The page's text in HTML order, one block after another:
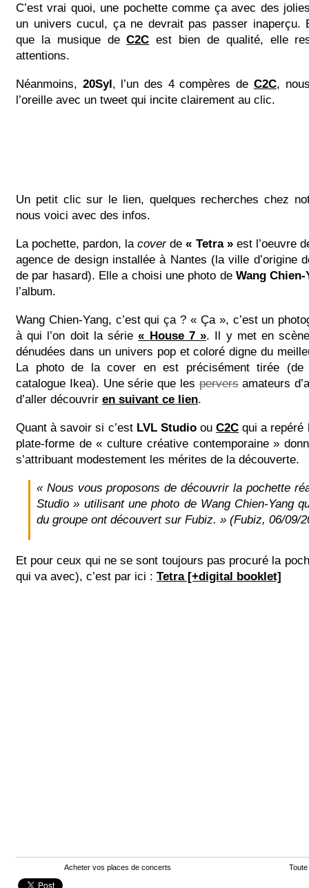
C’est vrai quoi, une pochette comme ça avec des
un univers cucul, ça ne devrait pas passer inaperçu.
que la musique deC2C est bien de qualité, elle
attentions.
Néanmoins, 20Syl, l’un des 4 compères de C2C,
l’oreille avec un tweet qui incite clairement au clic.
Un petit clic sur le lien, quelques recherches chez
nous voici avec des infos.
La pochette, pardon, lacoverde« Tetra »est l’oeuvre
agence de design installée à Nantes (la ville d’origine
de par hasard). Elle a choisi une photo de Wang Chien-
l’album.
Wang Chien-Yang, c’est qui ça ? « Ça », c’est un
à qui l’on doit la série« House 7». Il y met en
dénudées dans un univers pop et coloré digne du
La photo de la cover en est précisément tirée
catalogue Ikea). Une série que lesperversamateurs
d’aller découvrir en suivant ce lien.
Quant à savoir si c’est LVL StudioouC2C qui a
plate-forme de « culture créative contemporaine »
s’attribuant modestement les mérites de la découverte.
« Nous vous proposons de découvrir la pochette
Studio » utilisant une photo de Wang Chien-Yang
du groupe ont découvert sur Fubiz. » (Fubiz, 06/09/
Et pour ceux qui ne se sont toujours pas procuré la
qui va avec), c’est par ici : Tetra [+digital booklet]
Acheter vos places de concerts